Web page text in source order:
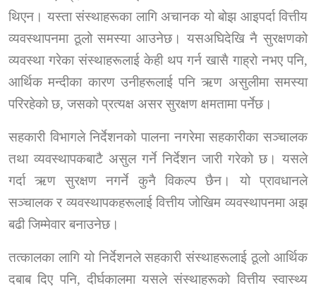
थिएन। यस्ता संस्थाहरूका लागि अचानक यो बोझ आइपर्दा वित्तीय
व्यवस्थापनमा ठूलो समस्या आउनेछ। यसअघिदेखि नै सुरक्षणको
व्यवस्था गरेका संस्थाहरूलाई केही थप गर्न खासै गाह्रो नभए पनि,
आर्थिक मन्दीका कारण उनीहरूलाई पनि ऋण असुलीमा समस्या
परिरहेको छ, जसको प्रत्यक्ष असर सुरक्षण क्षमतामा पर्नेछ।
सहकारी विभागले निर्देशनको पालना नगरेमा सहकारीका सञ्चालक
तथा व्यवस्थापकबाटै असुल गर्ने निर्देशन जारी गरेको छ। यसले
गर्दा ऋण सुरक्षण नगर्ने कुनै विकल्प छैन। यो प्रावधानले
सञ्चालक र व्यवस्थापकहरूलाई वित्तीय जोखिम व्यवस्थापनमा अझ
बढी जिम्मेवार बनाउनेछ।
तत्कालका लागि यो निर्देशनले सहकारी संस्थाहरूलाई ठूलो आर्थिक
दबाब दिए पनि, दीर्घकालमा यसले संस्थाहरूको वित्तीय स्वास्थ्य